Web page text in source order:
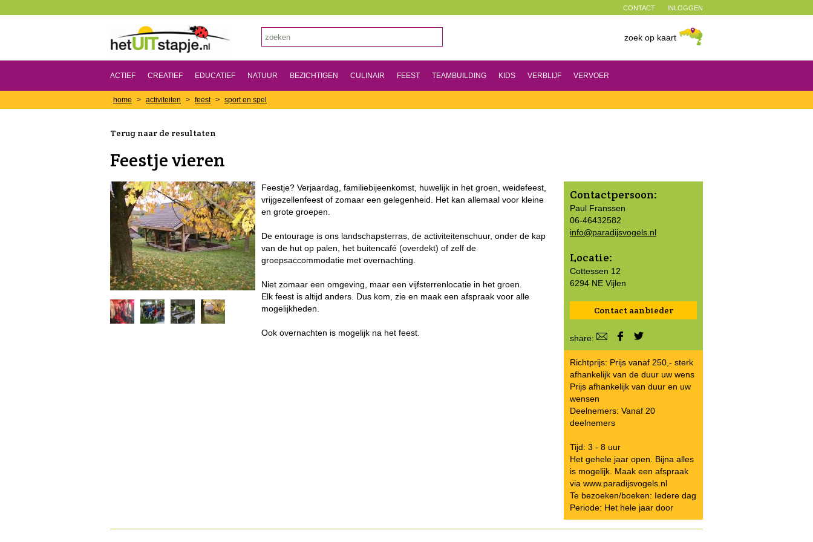
INLOGGEN
CONTACT
zoek op kaart
ACTIEF CREATIEF EDUCATIEF NATUUR BEZICHTIGEN CULINAIR FEEST TEAMBUILDING KIDS VERBLIJF VERVOER
home > activiteiten > feest > sport en spel
Terug naar de resultaten
Feestje vieren
Feestje? Verjaardag, familiebijeenkomst, huwelijk in het groen, weidefeest,
vrijgezellenfeest of zomaar een gelegenheid. Het kan allemaal voor kleine
en grote groepen.
De entourage is ons landschapsterras, de activiteitenschuur, onder de kap
van de hut op palen, het buitencafé (overdekt) of zelf de
groepsaccommodatie met overnachting.
Niet zomaar een omgeving, maar een vijfsterrenlocatie in het groen.
Elk feest is altijd anders. Dus kom, zie en maak een afspraak voor alle
mogelijkheden.
Ook overnachten is mogelijk na het feest.
Contactpersoon:
Paul Franssen
06-46432582
info@paradijsvogels.nl
Locatie:
Cottessen 12
6294 NE Vijlen
Contact aanbieder
share:
Richtprijs: Prijs vanaf 250,- sterk
afhankelijk van de duur uw wens
Prijs afhankelijk van duur en uw
wensen
Deelnemers: Vanaf 20
deelnemers
Tijd: 3 - 8 uur
Het gehele jaar open. Bijna alles
is mogelijk. Maak een afspraak
via www.paradijsvogels.nl
Te bezoeken/boeken: Iedere dag
Periode: Het hele jaar door